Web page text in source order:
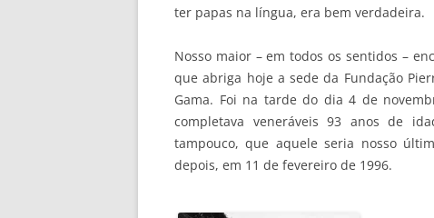
ter papas na língua, era bem verdadeira.
Nosso maior – em todos os sentidos –
que abriga hoje a sede da Fundação
Gama. Foi na tarde do dia 4 de
completava veneráveis 93 anos de
tampouco, que aquele seria nosso
depois, em 11 de fevereiro de 1996.